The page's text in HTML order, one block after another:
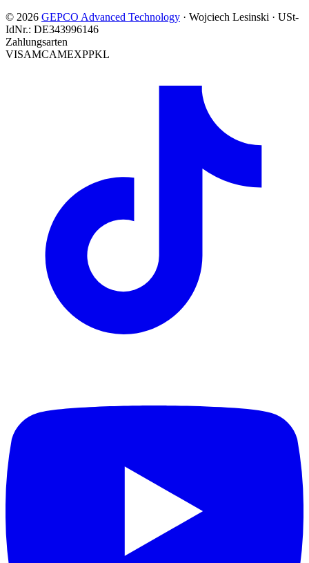
© 2026 GEPCO Advanced Technology · Wojciech Lesinski · USt-
IdNr.: DE343996146
Zahlungsarten
VISAMCAMEXPPKL